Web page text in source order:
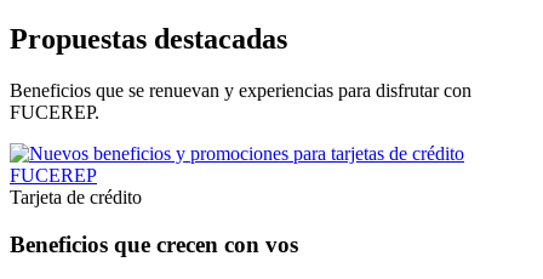
Propuestas destacadas
Beneficios que se renuevan y experiencias para disfrutar con
FUCEREP.
Tarjeta de crédito
Beneficios que crecen con vos